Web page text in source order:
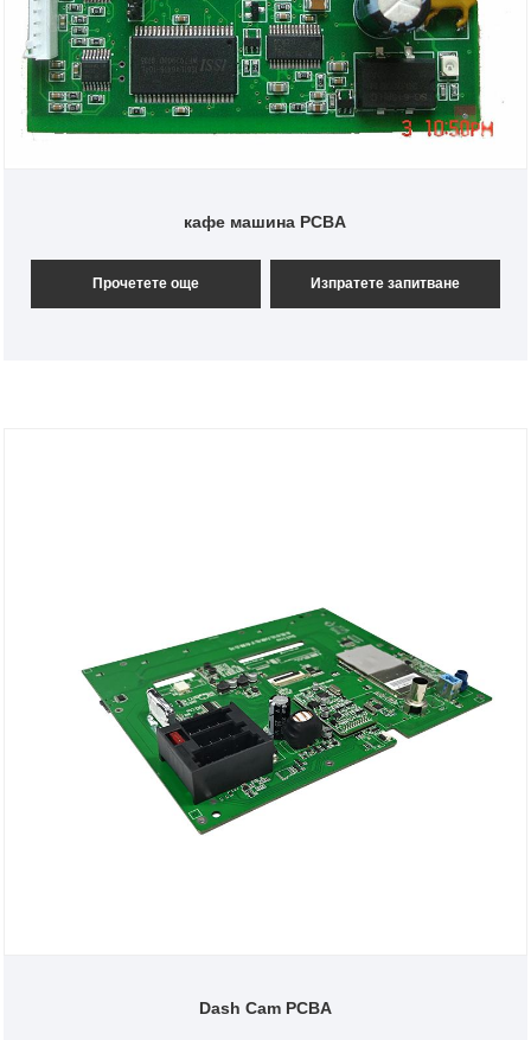
кафе машина PCBA
Прочетете още Изпратете запитване
Dash Cam PCBA